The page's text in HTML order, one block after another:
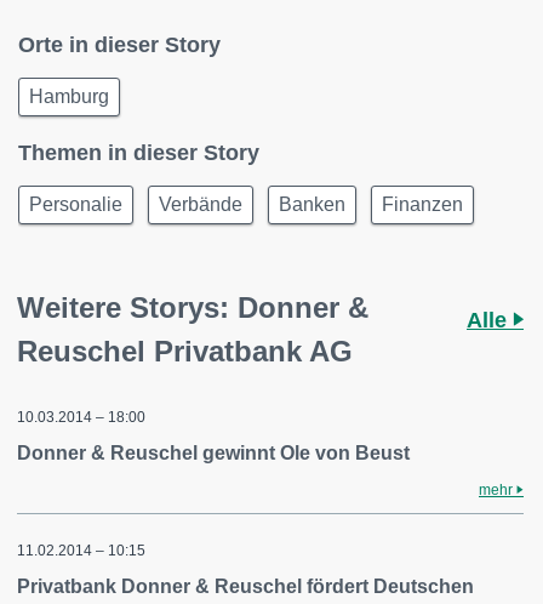
Orte in dieser Story
Hamburg
Themen in dieser Story
Personalie Verbände Banken Finanzen
Weitere Storys: Donner &
Reuschel Privatbank AG
Alle
10.03.2014 – 18:00
Donner & Reuschel gewinnt Ole von Beust
mehr
11.02.2014 – 10:15
Privatbank Donner & Reuschel fördert Deutschen